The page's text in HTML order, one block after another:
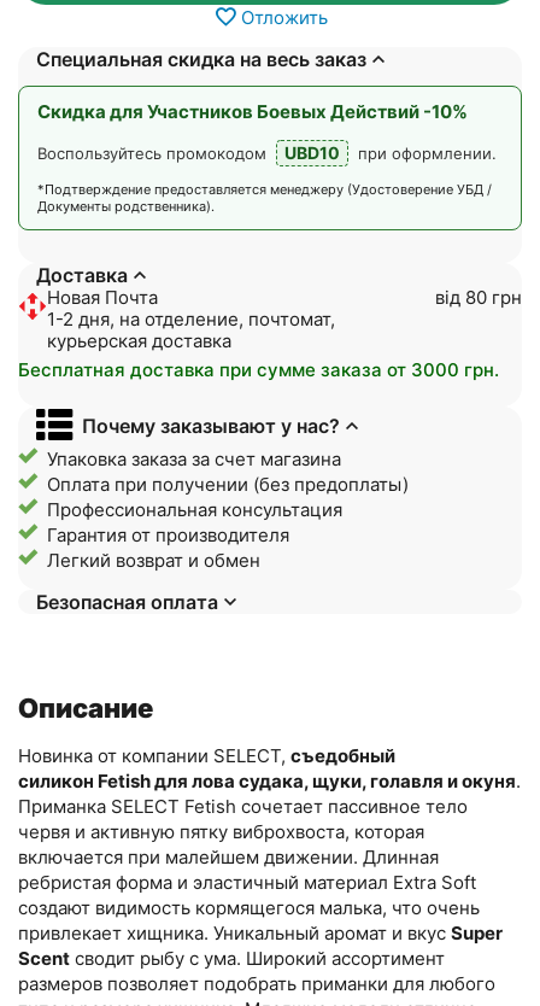
Отложить
Специальная скидка на весь заказ
Скидка для Участников Боевых Действий -10%
Воспользуйтесь промокодом UBD10 при оформлении.
*Подтверждение предоставляется менеджеру (Удостоверение УБД /
Документы родственника).
Доставка
Новая Почта
1-2 дня, на отделение, почтомат,
курьерская доставка
від 80 грн
Бесплатная доставка при сумме заказа от 3000 грн.
Почему заказывают у нас?
Упаковка заказа за счет магазина
Оплата при получении (без предоплаты)
Профессиональная консультация
Гарантия от производителя
Легкий возврат и обмен
Безопасная оплата
Описание
Новинка от компании SELECT, съедобный
силикон Fetish для лова судака, щуки, голавля и окуня.
Приманка SELECT Fetish сочетает пассивное тело
червя и активную пятку виброхвоста, которая
включается при малейшем движении. Длинная
ребристая форма и эластичный материал Extra Soft
создают видимость кормящегося малька, что очень
привлекает хищника. Уникальный аромат и вкус Super
Scent сводит рыбу с ума. Широкий ассортимент
размеров позволяет подобрать приманки для любого